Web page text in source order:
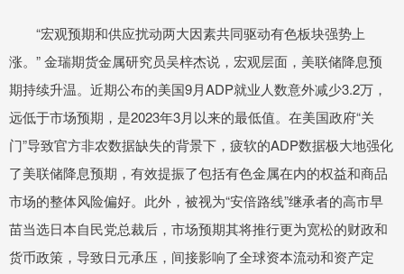
“宏观预期和供应扰动两大因素共同驱动有色板块强势上
涨。” 金瑞期货金属研究员吴梓杰说，宏观层面，美联储降息预
期持续升温。近期公布的美国9月ADP就业人数意外减少3.2万，
远低于市场预期，是2023年3月以来的最低值。在美国政府“关
门”导致官方非农数据缺失的背景下，疲软的ADP数据极大地强化
了美联储降息预期，有效提振了包括有色金属在内的权益和商品
市场的整体风险偏好。此外，被视为“安倍路线”继承者的高市早
苗当选日本自民党总裁后，市场预期其将推行更为宽松的财政和
货币政策，导致日元承压，间接影响了全球资本流动和资产定